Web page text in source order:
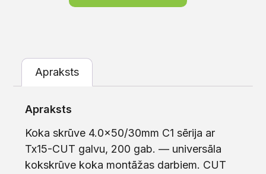
Apraksts
Apraksts
Koka skrūve 4.0×50/30mm C1 sērija ar
Tx15-CUT galvu, 200 gab. — universāla
kokskrūve koka montāžas darbiem. CUT